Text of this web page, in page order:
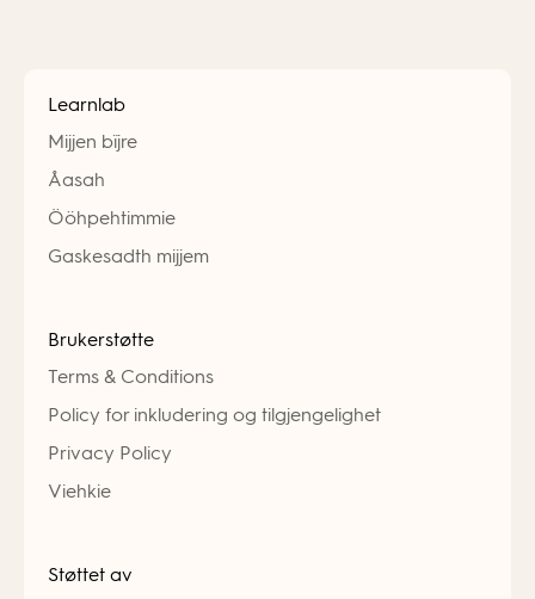
Learnlab
Mijjen bïjre
Åasah
Ööhpehtimmie
Gaskesadth mijjem
Brukerstøtte
Terms & Conditions
Policy for inkludering og tilgjengelighet
Privacy Policy
Viehkie
Støttet av